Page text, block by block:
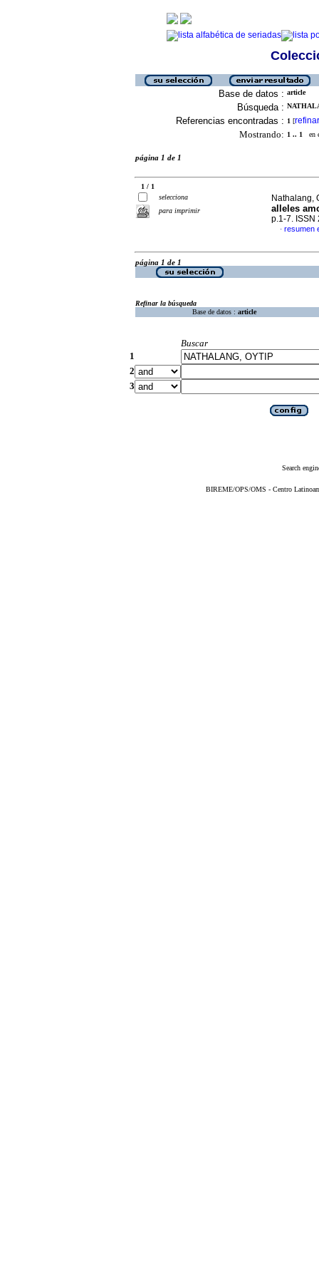
Base de datos : article
Búsqueda :
Referencias encontradas : 1 [refinar
Mostrando: 1 .. 1 en
página 1 de 1
1 / 1
selecciona
para imprimir
Nathalang,
alleles
p.1-7. ISSN
· resumen
página 1 de 1
Refinar la búsqueda
Base de datos : article
Buscar
1
2
3
Search
BIREME/OPS/OMS - Centro